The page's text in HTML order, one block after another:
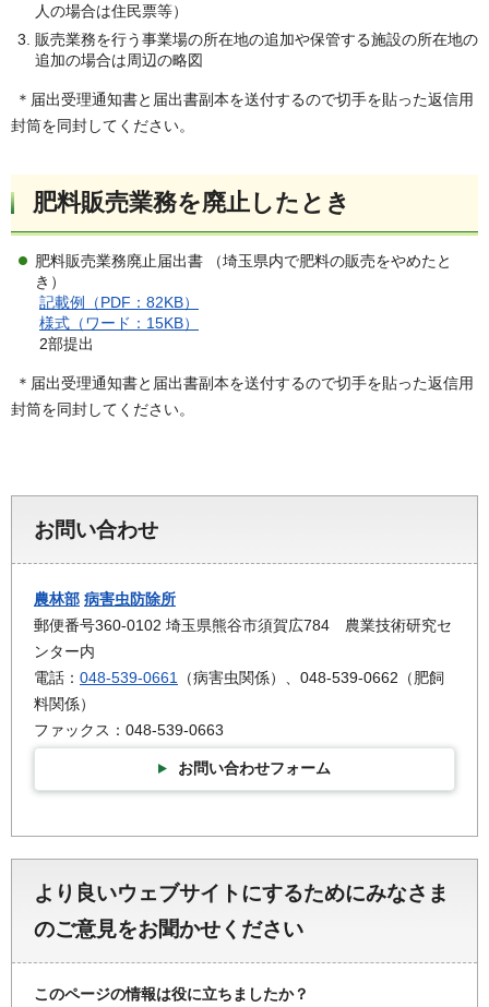
人の場合は住民票等）
販売業務を行う事業場の所在地の追加や保管する施設の所在地の
追加の場合は周辺の略図
＊届出受理通知書と届出書副本を送付するので切手を貼った返信用
封筒を同封してください。
肥料販売業務を廃止したとき
肥料販売業務廃止届出書 （埼玉県内で肥料の販売をやめたと
き）
記載例（PDF：82KB）
様式（ワード：15KB）
2部提出
＊届出受理通知書と届出書副本を送付するので切手を貼った返信用
封筒を同封してください。
お問い合わせ
農林部 病害虫防除所
郵便番号360-0102 埼玉県熊谷市須賀広784 農業技術研究セ
ンター内
電話： 048-539-0661
（病害虫関係）、048-539-0662（肥飼
料関係）
ファックス：048-539-0663
お問い合わせフォーム
より良いウェブサイトにするためにみなさま
のご意見をお聞かせください
このページの情報は役に立ちましたか？